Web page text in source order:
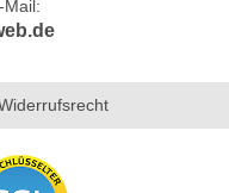
Mail: